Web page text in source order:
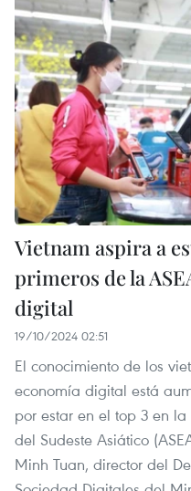
Vietnam aspira a
primeros de la
digital
19/10/2024 02:51
El conocimiento de los
economía digital está
por estar en el top 3 en
del Sudeste Asiático
Minh Tuan, director del